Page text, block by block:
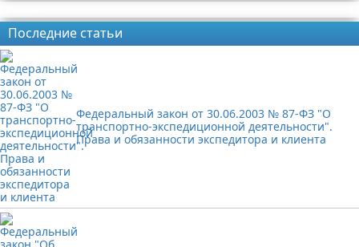
Последние статьи
Федеральный закон от 30.06.2003 № 87-ФЗ "О
транспортно-экспедиционной деятельности".
Права и обязанности экспедитора и клиента